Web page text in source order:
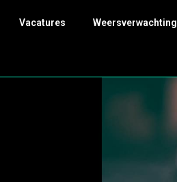
Vacatures Weersverwachting